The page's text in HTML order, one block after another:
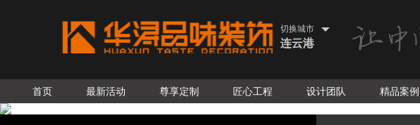
切换城市
连云港
首页 最新活动 尊享定制 匠心工程 设计团队 精品案例